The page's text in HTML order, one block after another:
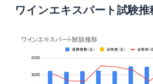
ワインエキスパート試験推